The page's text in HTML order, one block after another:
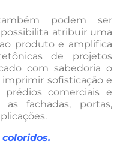
podem ser
atribuir uma
produto e amplifica
de projetos
com sabedoria o
sofisticação e
comerciais e
as fachadas, portas,
.